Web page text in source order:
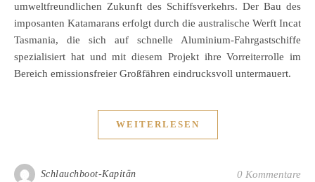
umweltfreundlichen Zukunft des Schiffsverkehrs. Der Bau des
imposanten Katamarans erfolgt durch die australische Werft Incat
Tasmania, die sich auf schnelle Aluminium-Fahrgastschiffe
spezialisiert hat und mit diesem Projekt ihre Vorreiterrolle im
Bereich emissionsfreier Großfähren eindrucksvoll untermauert.
WEITERLESEN
Schlauchboot-Kapitän 0 Kommentare